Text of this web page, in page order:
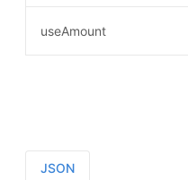
useAmount
JSON